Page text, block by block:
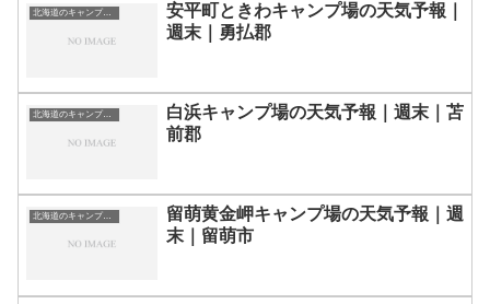
北海道のキャンプ場一覧
安平町ときわキャンプ場の天気予報｜
週末｜勇払郡
北海道のキャンプ場一覧
白浜キャンプ場の天気予報｜週末｜苫
前郡
北海道のキャンプ場一覧
留萌黄金岬キャンプ場の天気予報｜週
末｜留萌市